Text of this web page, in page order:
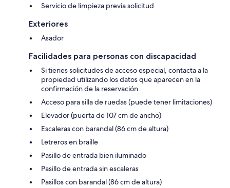
Servicio de limpieza previa solicitud
Exteriores
Asador
Facilidades para personas con discapacidad
Si tienes solicitudes de acceso especial, contacta a la
propiedad utilizando los datos que aparecen en la
confirmación de la reservación.
Acceso para silla de ruedas (puede tener limitaciones)
Elevador (puerta de 107 cm de ancho)
Escaleras con barandal (86 cm de altura)
Letreros en braille
Pasillo de entrada bien iluminado
Pasillo de entrada sin escaleras
Pasillos con barandal (86 cm de altura)